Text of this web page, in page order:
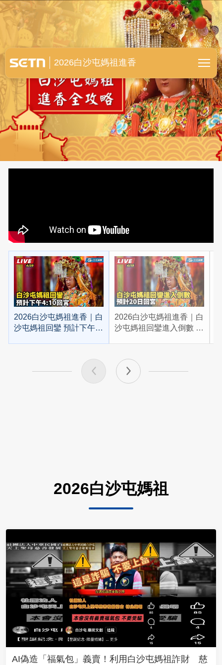
白沙屯媽祖進香全紀錄
2026白沙屯媽祖進香
2026白沙屯媽祖進香｜白
沙屯媽祖回鑾 預計下午
2026白沙屯媽祖進香｜白
沙屯媽祖回鑾進入倒數 預
2026白沙屯媽祖
AI偽造「福氣包」義賣！利用白沙屯媽祖詐財 慈